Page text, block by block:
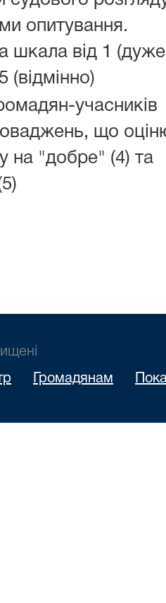
опитування.
шкала від 1 (дуже
(відмінно)
учасників
що
на "добре" (4) та
Громадянам